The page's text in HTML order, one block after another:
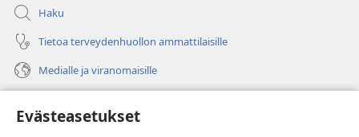
Evästeasetukset
Haku
Tietoa terveydenhuollon ammattilaisille
Medialle ja viranomaisille